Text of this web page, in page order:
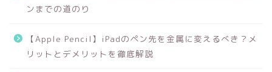
ンまでの道のり
【Apple Pencil】iPadのペン先を金属に変えるべき？メ
リットとデメリットを徹底解説